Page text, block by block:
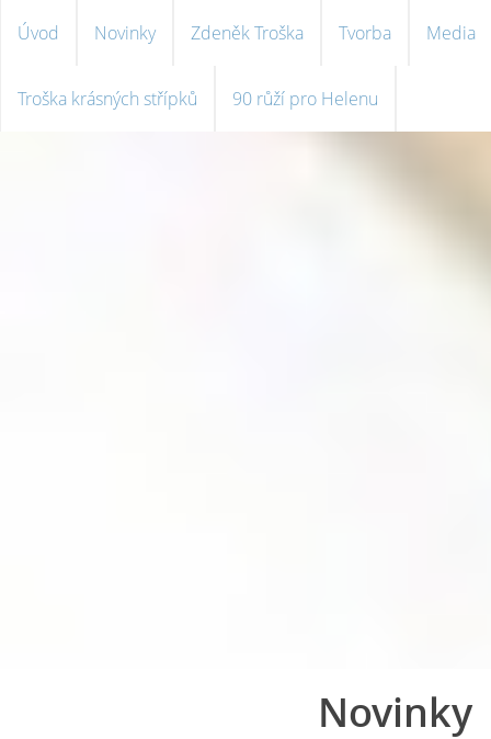
Úvod Novinky Zdeněk Troška Tvorba Media
Troška krásných střípků 90 růží pro Helenu
Novinky